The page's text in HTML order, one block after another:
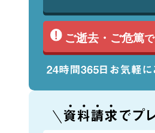
ご逝去・ご危篤